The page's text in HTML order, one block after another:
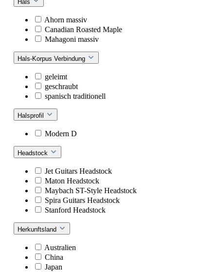
Hals
Ahorn massiv
Canadian Roasted Maple
Mahagoni massiv
Hals-Korpus Verbindung
geleimt
geschraubt
spanisch traditionell
Halsprofil
Modern D
Headstock
Jet Guitars Headstock
Maton Headstock
Maybach ST-Style Headstock
Spira Guitars Headstock
Stanford Headstock
Herkunftsland
Australien
China
Japan